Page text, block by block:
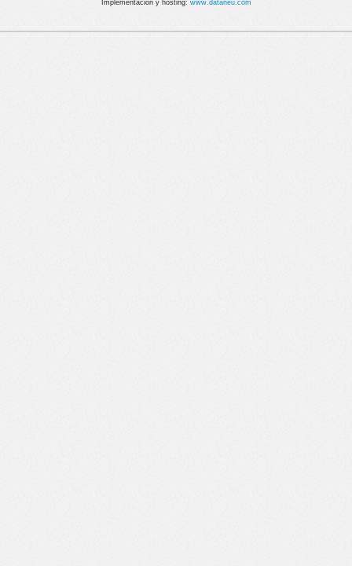
Implementación y hosting: www.dataneu.com